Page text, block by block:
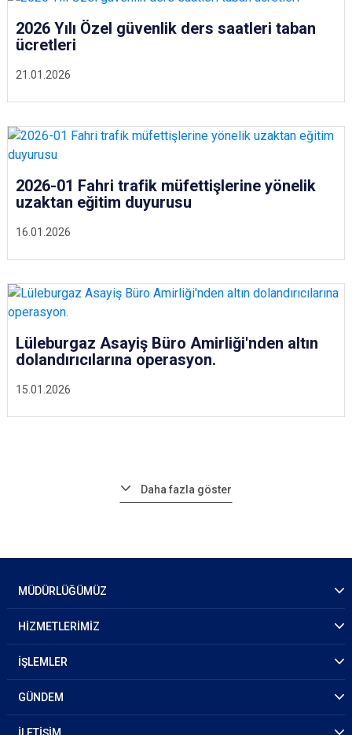
21.01.2026
2026 Yılı Özel güvenlik ders saatleri taban
ücretleri
16.01.2026
2026-01 Fahri trafik müfettişlerine yönelik
uzaktan eğitim duyurusu
15.01.2026
Lüleburgaz Asayiş Büro Amirliği'nden altın
dolandırıcılarına operasyon.
Daha fazla göster
MÜDÜRLÜĞÜMÜZ
HİZMETLERİMİZ
İŞLEMLER
GÜNDEM